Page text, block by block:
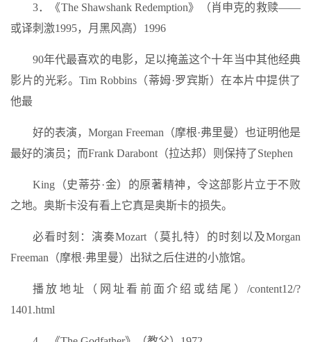
3．《The Shawshank Redemption》（肖申克的救赎——
或译刺激1995，月黑风高）1996
90年代最喜欢的电影，足以掩盖这个十年当中其他经典
影片的光彩。Tim Robbins（蒂姆·罗宾斯）在本片中提供了
他最
好的表演，Morgan Freeman（摩根·弗里曼）也证明他是
最好的演员；而Frank Darabont（拉达邦）则保持了Stephen
King（史蒂芬·金）的原著精神，令这部影片立于不败
之地。奥斯卡没有看上它真是奥斯卡的损失。
必看时刻：演奏Mozart（莫扎特）的时刻以及Morgan
Freeman（摩根·弗里曼）出狱之后住进的小旅馆。
播放地址（网址看前面介绍或结尾）/content12/?
1401.html